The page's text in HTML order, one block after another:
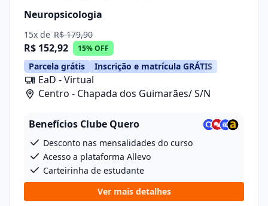
Neuropsicologia
15x de R$ 179,90
R$ 152,92 15% OFF
Parcela grátis Inscrição e matrícula GRÁTIS
EaD - Virtual
Centro - Chapada dos Guimarães/ S/N
Benefícios Clube Quero
Desconto nas mensalidades do curso
Acesso a plataforma Allevo
Carteirinha de estudante
Ver mais detalhes